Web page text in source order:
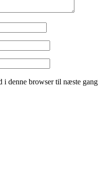
i denne browser til næste gang